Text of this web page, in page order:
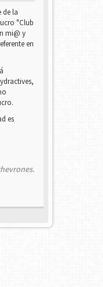
de la
"Club
mi@ y
en
es